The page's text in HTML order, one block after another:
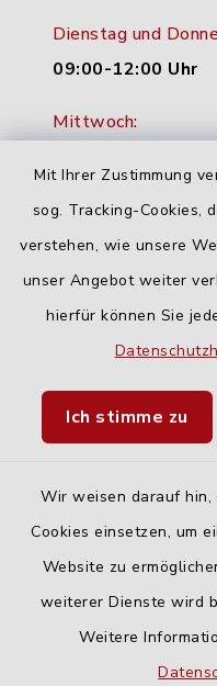
Mit Ihrer Zustimmung
sog. Tracking-Cookies,
verstehen, wie unsere
unser Angebot weiter
hierfür können Sie
Ich stimme zu
Wir weisen darauf
Cookies einsetzen, um
Website zu
weiterer Dienste wird
Weitere
Dienstag und
09:00-12:00 Uhr
Mittwoch:
Freitag:
geschlossen
Quicklinks